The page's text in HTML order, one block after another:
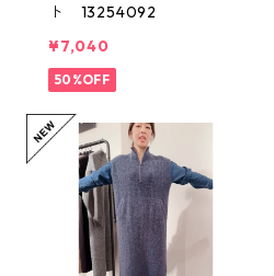
ト 13254092
¥7,040
50%OFF